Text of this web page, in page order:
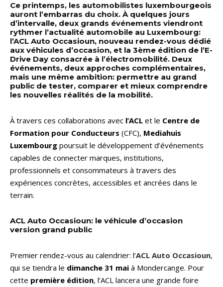
Ce printemps, les automobilistes luxembourgeois
auront l’embarras du choix. À quelques jours
d’intervalle, deux grands événements viendront
rythmer l’actualité automobile au Luxembourg:
l’ACL Auto Occasioun, nouveau rendez-vous dédié
aux véhicules d’occasion, et la 3ème édition de l’E-
Drive Day consacrée à l’électromobilité. Deux
événements, deux approches complémentaires,
mais une même ambition: permettre au grand
public de tester, comparer et mieux comprendre
les nouvelles réalités de la mobilité.
À travers ces collaborations avec l’ACL et le Centre de
Formation pour Conducteurs (CFC), Mediahuis
Luxembourg poursuit le développement d’événements
capables de connecter marques, institutions,
professionnels et consommateurs à travers des
expériences concrètes, accessibles et ancrées dans le
terrain.
ACL Auto Occasioun: le véhicule d’occasion
version grand public
Premier rendez-vous au calendrier: l’ACL Auto Occasioun,
qui se tiendra le dimanche 31 mai à Mondercange. Pour
cette première édition, l’ACL lancera une grande foire